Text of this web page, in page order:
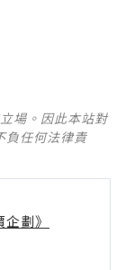
場。因此本站對
負任何法律責
劃》